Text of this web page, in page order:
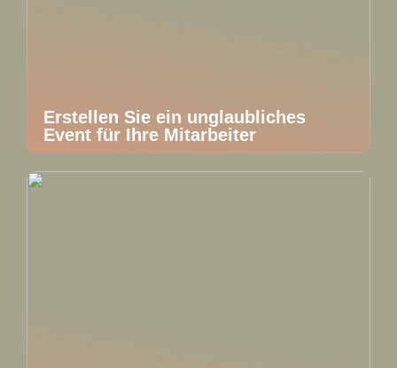
Erstellen Sie ein unglaubliches
Event für Ihre Mitarbeiter